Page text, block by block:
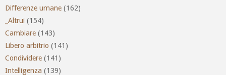
Differenze umane (162)
_Altrui (154)
Cambiare (143)
Libero arbitrio (141)
Condividere (141)
Intelligenza (139)